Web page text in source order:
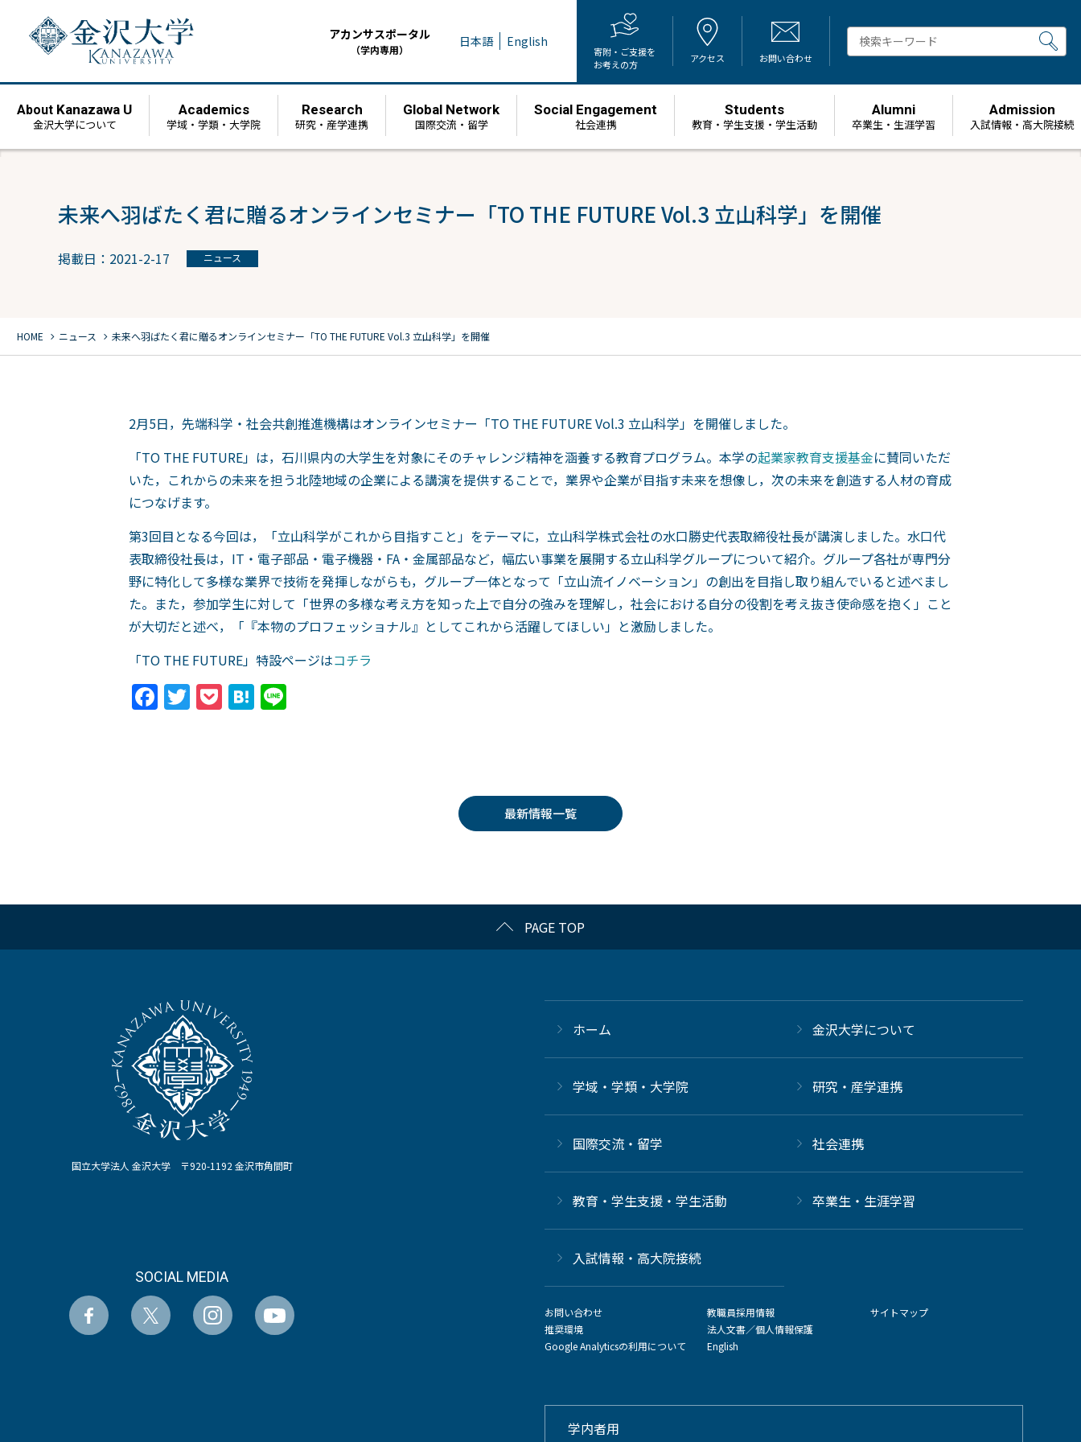
アカンサスポータル
（学内専用） 日本語 English
寄附・ご支援を
お考えの方
アクセス お問い合わせ
About Kanazawa U
金沢大学について
Academics
学域・学類・大学院
Research
研究・産学連携
Global Network
国際交流・留学
Social Engagement
社会連携
Students
教育・学生支援・学生活動
Alumni
卒業生・生涯学習
Admission
⼊試情報・高大院接続
未来へ羽ばたく君に贈るオンラインセミナー「TO THE FUTURE Vol.3 立山科学」を開催
掲載日：2021-2-17 ニュース
HOME chevron_right ニュース chevron_right 未来へ羽ばたく君に贈るオンラインセミナー「TO THE FUTURE Vol.3 立山科学」を開催
2月5日，先端科学・社会共創推進機構はオンラインセミナー「TO THE FUTURE Vol.3 立山科学」を開催しました。
「TO THE FUTURE」は，石川県内の大学生を対象にそのチャレンジ精神を涵養する教育プログラム。本学の起業家教育支援基金に賛同いただ
いた，これからの未来を担う北陸地域の企業による講演を提供することで，業界や企業が目指す未来を想像し，次の未来を創造する人材の育成
につなげます。
第3回目となる今回は，「立山科学がこれから目指すこと」をテーマに，立山科学株式会社の水口勝史代表取締役社長が講演しました。水口代
表取締役社長は，IT・電子部品・電子機器・FA・金属部品など，幅広い事業を展開する立山科学グループについて紹介。グループ各社が専門分
野に特化して多様な業界で技術を発揮しながらも，グループ一体となって「立山流イノベーション」の創出を目指し取り組んでいると述べまし
た。また，参加学生に対して「世界の多様な考え方を知った上で自分の強みを理解し，社会における自分の役割を考え抜き使命感を抱く」こと
が大切だと述べ，「『本物のプロフェッショナル』としてこれから活躍してほしい」と激励しました。
「TO THE FUTURE」特設ページはコチラ
Facebook
Twitter
PocketHatena
最新情報一覧
PAGE TOP
国立大学法人 金沢大学 〒920-1192 金沢市角間町
SOCIAL MEDIA
ホーム 金沢大学について
学域・学類・大学院 研究・産学連携
国際交流・留学 社会連携
教育・学生支援・学生活動 卒業生・生涯学習
⼊試情報・高大院接続
お問い合わせ
推奨環境
Google Analyticsの利用について
教職員採用情報
法人文書／個人情報保護
English
サイトマップ
学内者用